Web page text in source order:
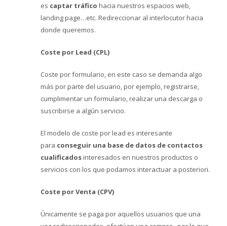
es captar tráfico hacia nuestros espacios web,
landing page…etc. Redireccionar al interlocutor hacia
donde queremos.
Coste por Lead (CPL)
Coste por formulario, en este caso se demanda algo
más por parte del usuario, por ejemplo, registrarse,
cumplimentar un formulario, realizar una descarga o
suscribirse a algún servicio.
El modelo de coste por lead es interesante
para conseguir una base de datos de contactos
cualificadosinteresados en nuestros productos o
servicios con los que podamos interactuar a posteriori.
Coste por Venta (CPV)
Únicamente se paga por aquellos usuarios que una